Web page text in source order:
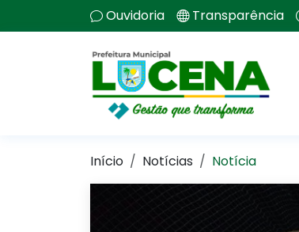
Ouvidoria Transparência
Início Notícias Notícia